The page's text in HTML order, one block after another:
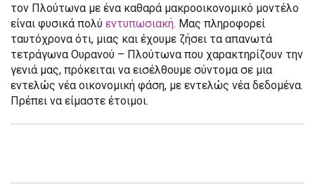
τον Πλούτωνα με ένα καθαρά μακροοικονομικό μοντέλο
είναι φυσικά πολύ εντυπωσιακή. Μας πληροφορεί
ταυτόχρονα ότι, μιας και έχουμε ζήσει τα απανωτά
τετράγωνα Ουρανού – Πλούτωνα που χαρακτηρίζουν την
γενιά μας, πρόκειται να εισέλθουμε σύντομα σε μια
εντελώς νέα οικονομική φάση, με εντελώς νέα δεδομένα.
Πρέπει να είμαστε έτοιμοι.